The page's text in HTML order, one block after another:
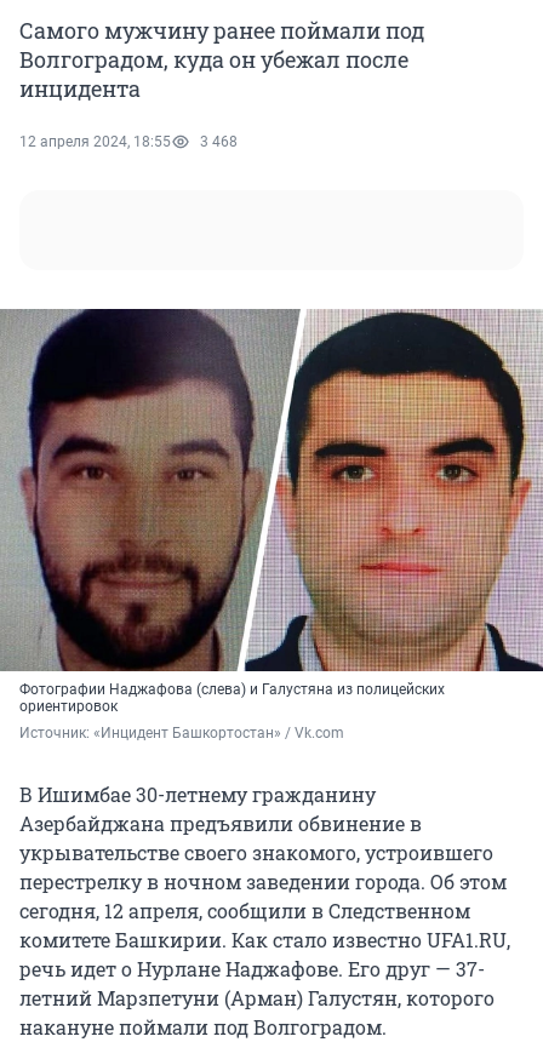
Самого мужчину ранее поймали под
Волгоградом, куда он убежал после
инцидента
12 апреля 2024, 18:55 3 468
Фотографии Наджафова (слева) и Галустяна из полицейских
ориентировок
Источник: «Инцидент Башкортостан» / Vk.com
В Ишимбае 30-летнему гражданину
Азербайджана предъявили обвинение в
укрывательстве своего знакомого, устроившего
перестрелку в ночном заведении города. Об этом
сегодня, 12 апреля, сообщили в Следственном
комитете Башкирии. Как стало известно UFA1.RU,
речь идет о Нурлане Наджафове. Его друг — 37-
летний Марзпетуни (Арман) Галустян, которого
накануне поймали под Волгоградом.